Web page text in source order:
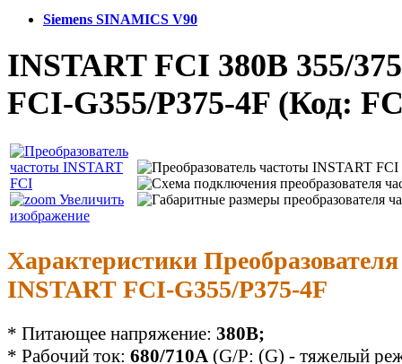
Siemens SINAMICS V90
INSTART FCI 380В 355/
FCI-G355/P375-4F (Код:
Увеличить
изображение
Характеристики
INSTART FCI-G355/P375-4F
* Питающее напряжение: 380В;
* Рабочий ток: 680/710А (G/P: (G) - тяжелый